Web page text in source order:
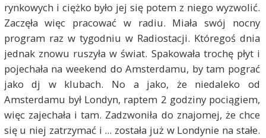
rynkowych i ciężko było jej się potem z niego wyzwolić.
Zaczęła więc pracować w radiu. Miała swój nocny
program raz w tygodniu w Radiostacji. Któregoś dnia
jednak znowu ruszyła w świat. Spakowała trochę płyt i
pojechała na weekend do Amsterdamu, by tam pograć
jako dj w klubach. No a jako, że niedaleko od
Amsterdamu był Londyn, raptem 2 godziny pociągiem,
więc zajechała i tam. Zadzwoniła do znajomej, że chce
się u niej zatrzymać i ... została już w Londynie na stałe.